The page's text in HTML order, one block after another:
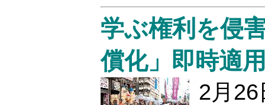
学ぶ権利を侵
償化」即時適
2月